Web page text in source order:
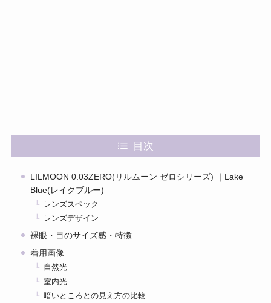
目次
LILMOON 0.03ZERO(リルムーン ゼロシリーズ) ｜Lake
Blue(レイクブルー)
レンズスペック
レンズデザイン
裸眼・目のサイズ感・特徴
着用画像
自然光
室内光
暗いところとの見え方の比較